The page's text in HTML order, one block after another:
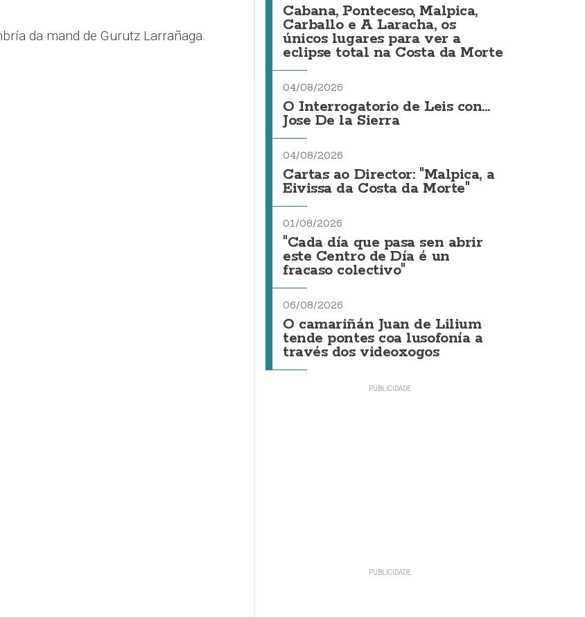
da mand de Gurutz Larrañaga.
Cabana, Ponteceso, Malpica,
Carballo e A Laracha, os
únicos lugares para ver a
eclipse total na Costa da Morte
04/08/2026
O Interrogatorio de Leis con...
Jose De la Sierra
04/08/2026
Cartas ao Director: "Malpica, a
Eivissa da Costa da Morte"
01/08/2026
"Cada día que pasa sen abrir
este Centro de Día é un
fracaso colectivo"
06/08/2026
O camariñán Juan de Lilium
tende pontes coa lusofonía a
través dos videoxogos